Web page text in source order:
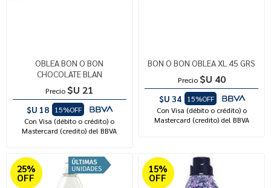
OBLEA BON O BON
CHOCOLATE BLAN
Precio $U 21
$U 18
15%OFF
Con Visa (débito o crédito) o
Mastercard (credito) del BBVA
BON O BON OBLEA XL 45 GRS
Precio $U 40
$U 34
15%OFF
Con Visa (débito o crédito) o
Mastercard (credito) del BBVA
25%
OFF
15%
OFF